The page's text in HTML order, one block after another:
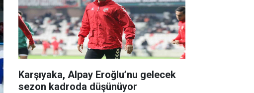
Karşıyaka, Alpay Eroğlu’nu gelecek
sezon kadroda düşünüyor